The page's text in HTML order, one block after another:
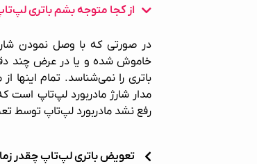
از کجا متوجه بشم باتری
در صورتی که با وصل نمودن
خاموش شده و یا در عرض چند
باتری را نمی‌شناسد. تمام اینها
مدار شارژ مادربورد لپ‌تاپ است
رفع نشد مادربورد لپ‌تاپ توسط
تعویض باتری لپ‌تاپ چقدر